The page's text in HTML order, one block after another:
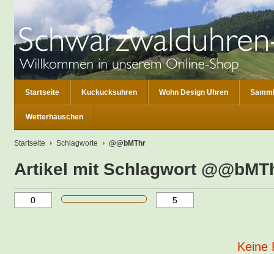
Startseite Kuckucksuhren Wohn Design Uhren
Wetterhäuschen
Startseite Schlagworte @@bMThr
Artikel mit Schlagwort
Keine